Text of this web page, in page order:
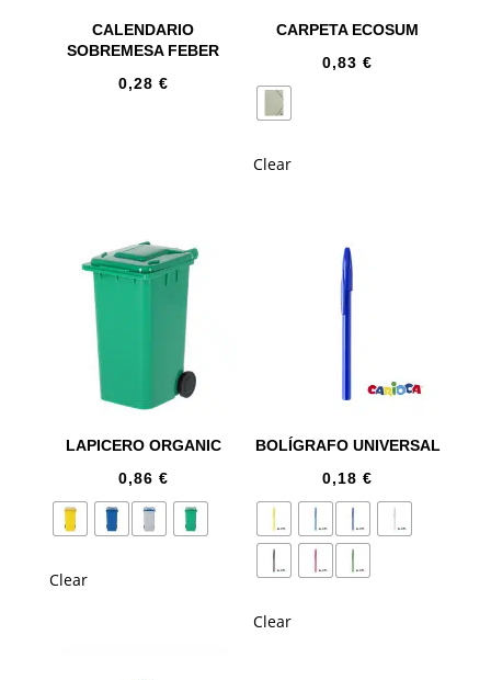
CALENDARIO
SOBREMESA FEBER
0,28 €
CARPETA ECOSUM
0,83€
Clear
LAPICERO ORGANIC
0,86 €
Clear
BOLÍGRAFO UNIVERSAL
0,18€
Clear